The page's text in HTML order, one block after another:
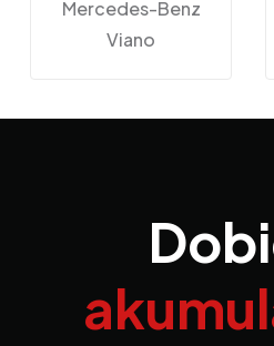
Mercedes-Benz
Viano